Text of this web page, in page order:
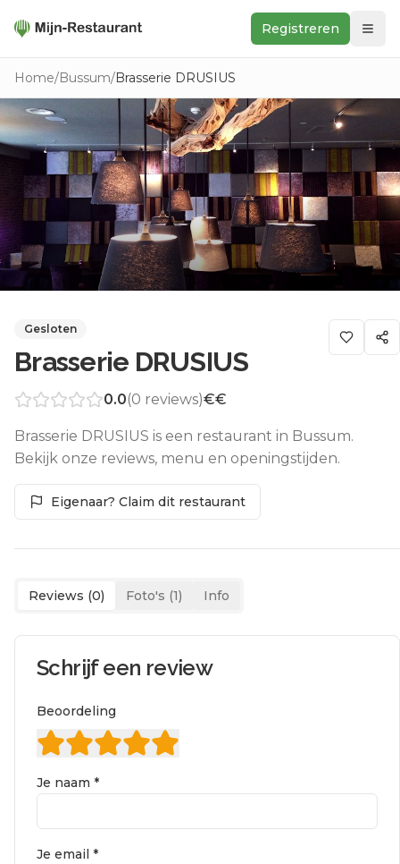
Registreren
Zoeken
In de buurt
Ontdek
Keukens
Foodwall
Reviews
Home/Bussum/Brasserie DRUSIUS
Gesloten
Brasserie DRUSIUS
0.0(0 reviews)€€
Brasserie DRUSIUS is een restaurant in Bussum.
Bekijk onze reviews, menu en openingstijden.
Eigenaar? Claim dit restaurant
Reviews (0) Foto's (1) Info
Schrijf een review
Beoordeling
Je naam *
Je email *